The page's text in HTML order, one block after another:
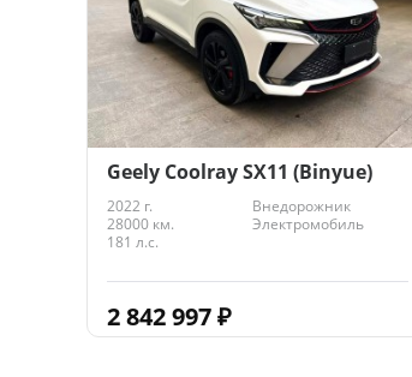
Geely Coolray SX11 (Binyue)
2022 г.
Внедорожник
28000 км.
Электромобиль
181 л.с.
2 842 997₽